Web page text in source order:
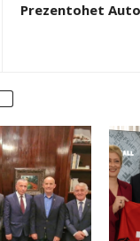
Prezentohet